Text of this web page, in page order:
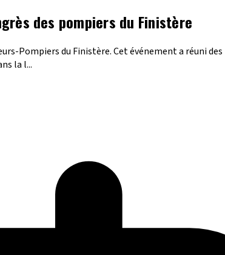
des pompiers du Finistère
Pompiers du Finistère. Cet événement a réuni
la l...